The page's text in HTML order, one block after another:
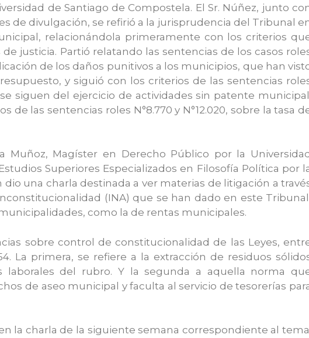
de Santiago de Compostela. El Sr. Núñez, junto
de divulgación, se refirió a la jurisprudencia del Tribunal
relacionándola primeramente con los criterios
justicia. Partió relatando las sentencias de los casos
de los daños punitivos a los municipios, que han
y siguió con los criterios de las sentencias
siguen del ejercicio de actividades sin patente
las sentencias roles N°8.770 y N°12.020, sobre la tasa
Magíster en Derecho Público por la
Superiores Especializados en Filosofía Política por
una charla destinada a ver materias de litigación a
(INA) que se han dado en este
como la de rentas municipales.
sobre control de constitucionalidad de las Leyes,
La primera, se refiere a la extracción de residuos
laborales del rubro. Y la segunda a aquella norma
de aseo municipal y faculta al servicio de tesorerías
la charla de la siguiente semana correspondiente al